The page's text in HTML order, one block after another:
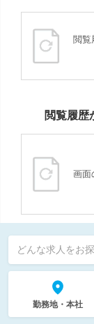
閲覧
閲覧履歴
画面
どんな求人をお
勤務地・本社